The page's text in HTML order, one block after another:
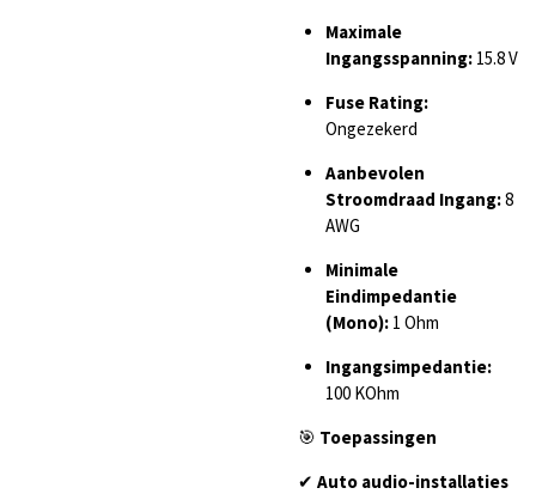
Maximale
Ingangsspanning:15.8 V
Fuse Rating:
Ongezekerd
Aanbevolen
Stroomdraad Ingang:8
AWG
Minimale
Eindimpedantie
(Mono):1 Ohm
Ingangsimpedantie:
100 KOhm
🎯 Toepassingen
✔ Auto audio-installaties